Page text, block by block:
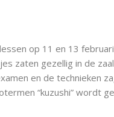
op 11 en 13
zaten gezellig in de
en de technieken
“kuzushi” wordt